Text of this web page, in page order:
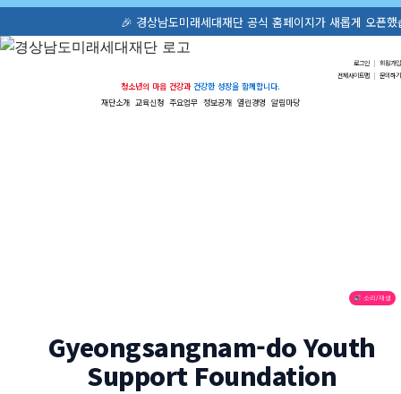
🎉 경상남도미래세대재단 공식 홈페이지가 새롭게 오픈했
로그인 | 회원가입
전체사이트맵 | 문의하기
청소년의 마음 건강과 건강한 성장을 함께합니다.
재단소개 교육신청 주요업무 정보공개 열린경영 알림마당
🔊 소리/재생
Gyeongsangnam-do Youth
Support Foundation